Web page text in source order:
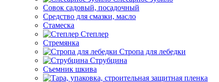
Совок садовый, посадочный
Средство для смазки, масло
Стамеска
Степлер
Стремянка
Стропа для лебедки
Струбцина
Съемник шкива